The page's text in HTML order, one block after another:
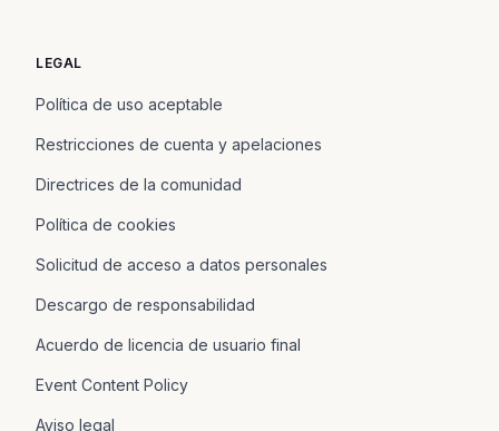
LEGAL
Política de uso aceptable
Restricciones de cuenta y apelaciones
Directrices de la comunidad
Política de cookies
Solicitud de acceso a datos personales
Descargo de responsabilidad
Acuerdo de licencia de usuario final
Event Content Policy
Aviso legal